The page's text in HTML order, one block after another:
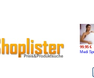
99.95 €
Medi